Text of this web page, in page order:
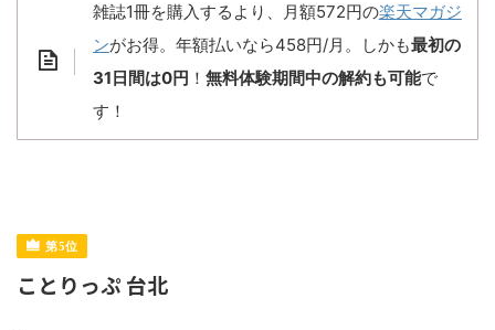
雑誌1冊を購入するより、月額572円の楽天マガジ
ンがお得。年額払いなら458円/月。しかも最初の
31日間は0円 ！ 無料体験期間中の解約も可能で
す！
ことりっぷ 台北